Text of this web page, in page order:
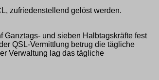
zufriedenstellend gelöst werden.
Ganztags- und sieben Halbtagskräfte fest
QSL-Vermittlung betrug die tägliche
Verwaltung lag das tägliche